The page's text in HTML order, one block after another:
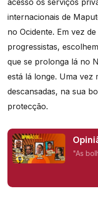
internacionais de
no Ocidente. Em vez
progressistas,
que se prolonga lá no
está lá longe. Uma vez
descansadas, na sua
protecção.
"As